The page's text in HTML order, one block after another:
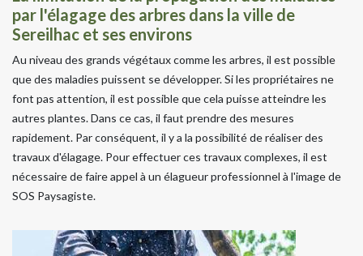
par l'élagage des arbres dans la ville de
Sereilhac et ses environs
Au niveau des grands végétaux comme les arbres, il est possible
que des maladies puissent se développer. Si les propriétaires ne
font pas attention, il est possible que cela puisse atteindre les
autres plantes. Dans ce cas, il faut prendre des mesures
rapidement. Par conséquent, il y a la possibilité de réaliser des
travaux d'élagage. Pour effectuer ces travaux complexes, il est
nécessaire de faire appel à un élagueur professionnel à l'image de
SOS Paysagiste.